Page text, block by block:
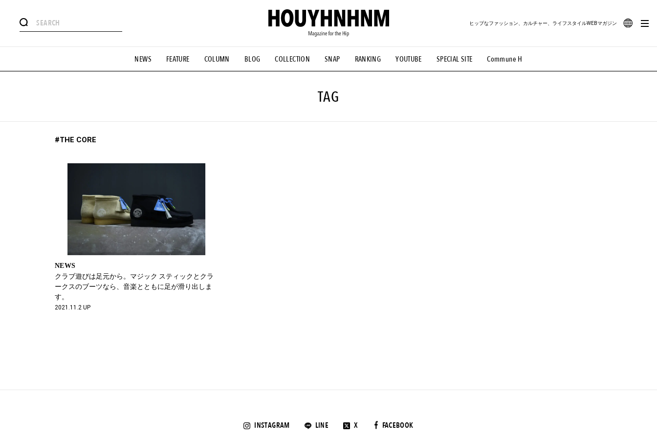
NEWS FEATURE COLUMN BLOG COLLECTION SNAP RANKING YOUTUBE SPECIAL SITE Commune H
ヒップなファッション、カルチャー、ライフスタイルWEBマガジン
#憧れの逸品 #ESSENTIAL DESIGNS #古着サミット #NEW VINTAGE #マイナーグッド図鑑 #路地裏てぃーん。 #MONTHLY JOURNAL
#GH 銘品の所以 #フイナムのYouTube #Commune H #FOCUS IT #AH.H #ととけん #FASHION #MUSIC #MOVIE #LIFESTYLE #SNEAKER #OUTDOOR
TAG
#THE CORE
NEWS
クラブ遊びは足元から。マジック スティックとクラ
ークスのブーツなら、音楽とともに足が滑り出しま
す。
2021.11.2 UP
INSTAGRAM LINE X FACEBOOK